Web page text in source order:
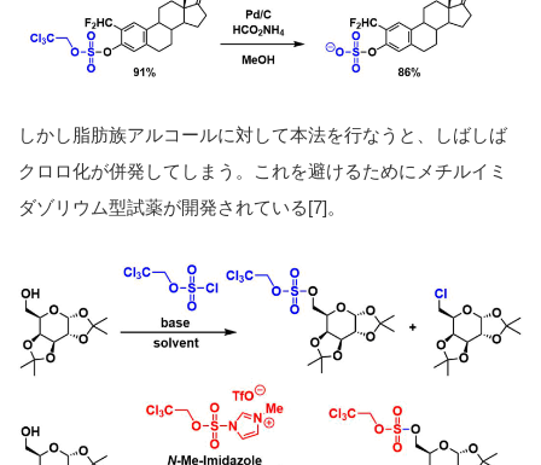
しかし脂肪族アルコールに対して本法を行なうと、しばしば
クロロ化が併発してしまう。これを避けるためにメチルイミ
ダゾリウム型試薬が開発されている[7]。